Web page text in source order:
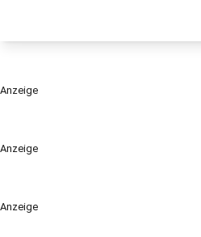
Anzeige
Anzeige
Anzeige